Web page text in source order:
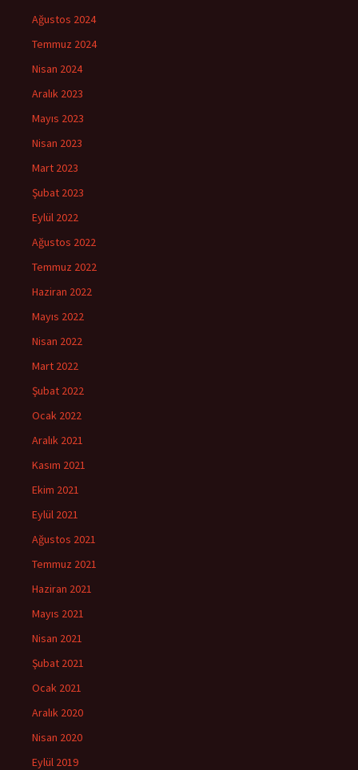
Ağustos 2024
Temmuz 2024
Nisan 2024
Aralık 2023
Mayıs 2023
Nisan 2023
Mart 2023
Şubat 2023
Eylül 2022
Ağustos 2022
Temmuz 2022
Haziran 2022
Mayıs 2022
Nisan 2022
Mart 2022
Şubat 2022
Ocak 2022
Aralık 2021
Kasım 2021
Ekim 2021
Eylül 2021
Ağustos 2021
Temmuz 2021
Haziran 2021
Mayıs 2021
Nisan 2021
Şubat 2021
Ocak 2021
Aralık 2020
Nisan 2020
Eylül 2019